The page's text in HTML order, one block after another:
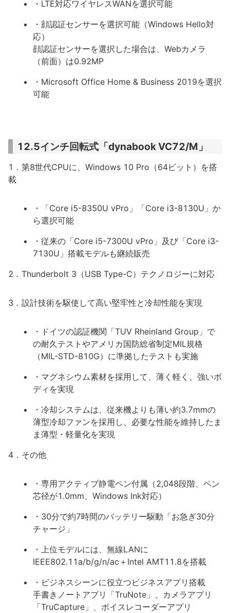
・LTE対応ワイヤレスWANを選択可能
・顔認証センサーを選択可能（Windows Hello対
応）
顔認証センサーを選択した場合は、Webカメラ
（前面）は0.92MP
・Microsoft Office Home & Business 2019を選択
可能
12.5インチ回転式「dynabook VC72/M」
1．第8世代CPUに、Windows 10 Pro（64ビット）を搭
載
・「Core i5-8350U vPro」「Core i3-8130U」か
ら選択可能
・従来の「Core i5-7300U vPro」及び「Core i3-
7130U」搭載モデルも継続販売
2．Thunderbolt 3（USB Type-C）テクノロジーに対応
3．設計技術を駆使して高い堅牢性と冷却性能を実現
・ドイツの認証機関「TUV Rheinland Group」で
の耐久テストやアメリカ国防総省制定MIL規格
（MIL-STD-810G）に準拠したテストも実施
・マグネシウム素材を採用して、薄く軽く、強いボ
ディを実現
・冷却システムは、従来機よりも薄い約3.7mmの
薄型冷却ファンを採用し、必要な性能を維持したま
ま薄型・軽量化を実現
4．その他
・専用アクティブ静電ペン付属（2,048段階、ペン
芯径が1.0mm、Windows Ink対応）
・30分で約7時間のバッテリー駆動「お急ぎ30分
チャージ」
・上位モデルには、無線LANに
IEEE802.11a/b/g/n/ac＋Intel AMT11.8を搭載
・ビジネスシーンに役立つビジネスアプリ搭載
手書きノートアプリ「TruNote」、カメラアプリ
「TruCapture」、ボイスレコーダーアプリ